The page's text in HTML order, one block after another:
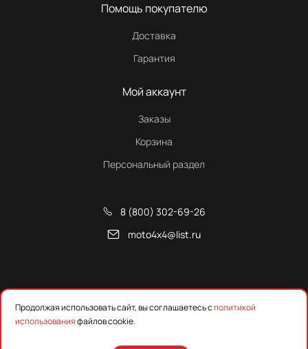
Помощь покупателю
Доставка
Гарантия
Мой аккаунт
Заказы
Корзина
Персональный раздел
8 (800) 302-69-26
moto4x4@list.ru
Снегоходы, квадроциклы и запчасти от Русской Механики
Предложения на сайте не являются публичной офертой.
Продолжая использовать сайт, вы соглашаетесь сполитикой
использованияфайлов cookie.